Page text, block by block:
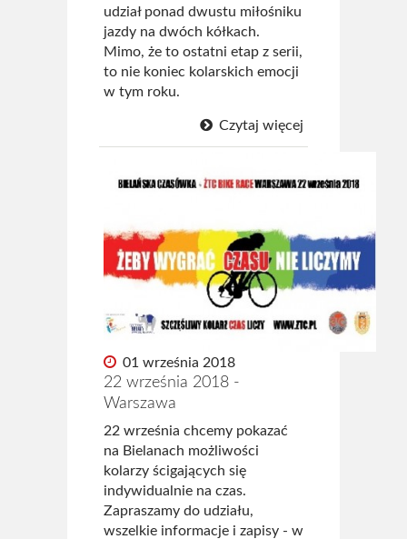
udział ponad dwustu miłośniku
jazdy na dwóch kółkach.
Mimo, że to ostatni etap z serii,
to nie koniec kolarskich emocji
w tym roku.
Czytaj więcej
01 września 2018
22 września 2018 -
Warszawa
22 września chcemy pokazać
na Bielanach możliwości
kolarzy ścigających się
indywidualnie na czas.
Zapraszamy do udziału,
wszelkie informacje i zapisy - w